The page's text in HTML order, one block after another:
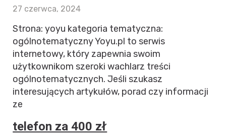
27 czerwca, 2024
Strona: yoyu kategoria tematyczna:
ogólnotematyczny Yoyu.pl to serwis
internetowy, który zapewnia swoim
użytkownikom szeroki wachlarz treści
ogólnotematycznych. Jeśli szukasz
interesujących artykułów, porad czy informacji
ze
telefon za 400 zł